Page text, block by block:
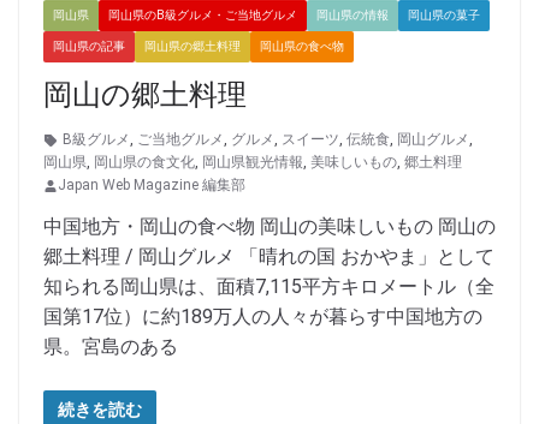
岡山県 岡山県のB級グルメ・ご当地グルメ 岡山県の情報 岡山県の菓子
岡山県の記事 岡山県の郷土料理 岡山県の食べ物
岡山の郷土料理
B級グルメ, ご当地グルメ, グルメ, スイーツ, 伝統食, 岡山グルメ,
岡山県, 岡山県の食文化, 岡山県観光情報, 美味しいもの, 郷土料理
Japan Web Magazine 編集部
中国地方・岡山の食べ物 岡山の美味しいもの 岡山の
郷土料理 / 岡山グルメ 「晴れの国 おかやま」として
知られる岡山県は、面積7,115平方キロメートル（全
国第17位）に約189万人の人々が暮らす中国地方の
県。宮島のある
続きを読む